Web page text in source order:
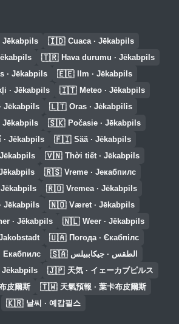
Jēkabpils 🇮🇩 Cuaca · Jēkabpils
🇹🇷 Hava durumu · Jēkabpils
· Jēkabpils 🇪🇪 Ilm · Jēkabpils
· Jēkabpils 🇮🇹 Meteo · Jēkabpils
Jēkabpils 🇱🇹 Oras · Jėkabpilis
Jēkabpils 🇸🇰 Počasie · Jēkabpils
· Jēkabpils 🇫🇮 Sää · Jēkabpils
🇻🇳 Thời tiết · Jēkabpils
🇷🇸 Vreme · Јекабпилс
Jēkabpils 🇷🇴 Vremea · Jēkabpils
Jēkabpils 🇳🇴 Været · Jēkabpils
· Jēkabpils 🇳🇱 Weer · Jēkabpils
🇺🇦 Погода · Єкабпілс
Екабпилс 🇸🇦 الطقس · جيكاببيلس
Jēkabpils 🇯🇵 天気 · イェーカブピルス
皮爾斯 🇹🇼 天氣預報 · 葉卡布皮爾斯
🇰🇷 날씨 · 예캅필스